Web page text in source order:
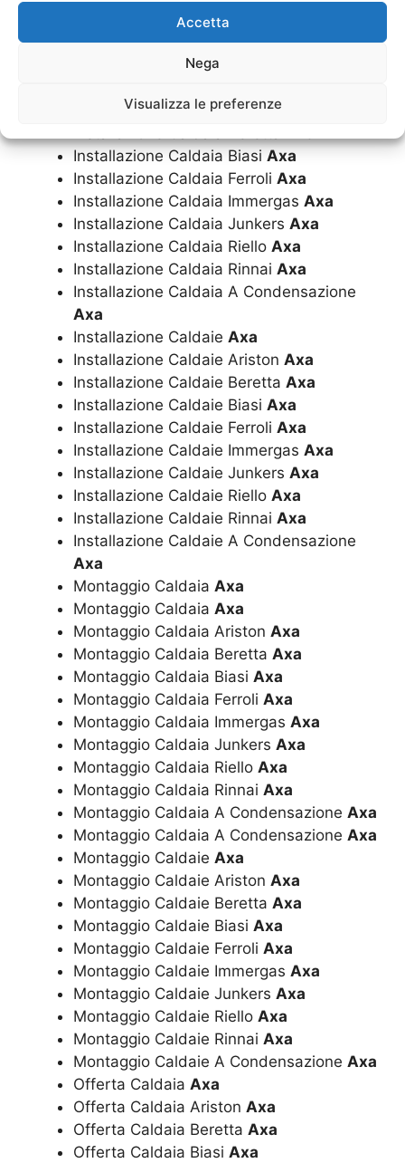
Accetta
Nega
Visualizza le preferenze
Costo Caldaie Rinnai
Costo Caldaie A CondensazioneAxa
Costo Montaggio Caldaia
Installazione Caldaia Ariston
Installazione Caldaia Biasi Axa
Installazione Caldaia Ferroli Axa
Installazione Caldaia Immergas Axa
Installazione Caldaia Junkers Axa
Installazione Caldaia Riello Axa
Installazione Caldaia Rinnai Axa
Installazione Caldaia A Condensazione
Axa
Installazione Caldaie Axa
Installazione Caldaie Ariston Axa
Installazione Caldaie Beretta Axa
Installazione Caldaie Biasi Axa
Installazione Caldaie Ferroli Axa
Installazione Caldaie Immergas Axa
Installazione Caldaie Junkers Axa
Installazione Caldaie Riello Axa
Installazione Caldaie Rinnai Axa
Installazione Caldaie A Condensazione
Axa
Montaggio Caldaia Axa
Montaggio Caldaia Axa
Montaggio Caldaia Ariston Axa
Montaggio Caldaia Beretta Axa
Montaggio Caldaia Biasi Axa
Montaggio Caldaia Ferroli Axa
Montaggio Caldaia Immergas Axa
Montaggio Caldaia Junkers Axa
Montaggio Caldaia Riello Axa
Montaggio Caldaia Rinnai Axa
Montaggio Caldaia A Condensazione Axa
Montaggio Caldaia A Condensazione Axa
Montaggio Caldaie Axa
Montaggio Caldaie Ariston Axa
Montaggio Caldaie Beretta Axa
Montaggio Caldaie Biasi Axa
Montaggio Caldaie Ferroli Axa
Montaggio Caldaie Immergas Axa
Montaggio Caldaie Junkers Axa
Montaggio Caldaie Riello Axa
Montaggio Caldaie Rinnai Axa
Montaggio Caldaie A Condensazione Axa
Offerta Caldaia Axa
Offerta Caldaia Ariston Axa
Offerta Caldaia Beretta Axa
Offerta Caldaia Biasi Axa